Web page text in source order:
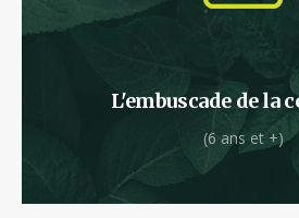
L'embuscade de la
(6 ans et +)
Ici, il va falloir faire preuve